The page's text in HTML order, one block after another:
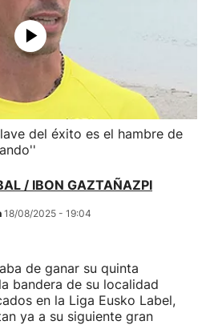
del éxito es el hambre de
/ IBON GAZTAÑAZPI
18/08/2025 - 19:04
de ganar su quinta
bandera de su localidad
en la Liga Eusko Label,
ya a su siguiente gran